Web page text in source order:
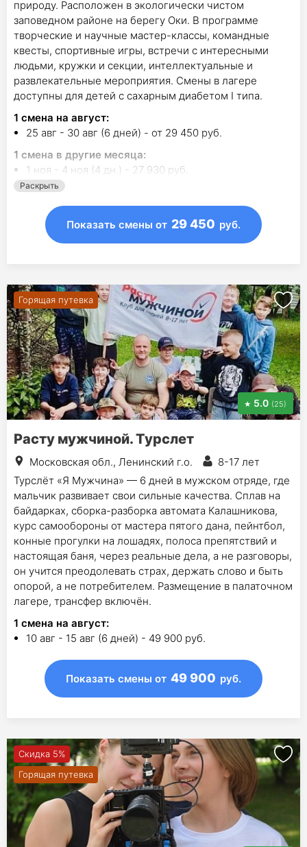
природу. Расположен в экологически чистом
заповедном районе на берегу Оки. В программе
творческие и научные мастер-классы, командные
квесты, спортивные игры, встречи с интересными
людьми, кружки и секции, интеллектуальные и
развлекательные мероприятия. Смены в лагере
доступны для детей с сахарным диабетом I типа.
1 смена на август:
25 авг - 30 авг (6 дней) - от 29 450 руб.
1 смена в другие месяца:
1 ноя - 4 ноя (4 дн.) - 27 930 руб.
Раскрыть
Показать смены от 29 450 руб.
Горящая путевка
5.0 (25)
Расту мужчиной. Турслет
Московская обл., Ленинский г.о.
8-17 лет
Турслёт «Я Мужчина» — 6 дней в мужском отряде, где
мальчик развивает свои сильные качества. Сплав на
байдарках, сборка-разборка автомата Калашникова,
курс самообороны от мастера пятого дана, пейнтбол,
конные прогулки на лошадях, полоса препятствий и
настоящая баня, через реальные дела, а не разговоры,
он учится преодолевать страх, держать слово и быть
опорой, а не потребителем. Размещение в палаточном
лагере, трансфер включён.
1 смена на август:
10 авг - 15 авг (6 дней) - 49 900 руб.
Показать смены от 49 900 руб.
Скидка 5%
Горящая путевка